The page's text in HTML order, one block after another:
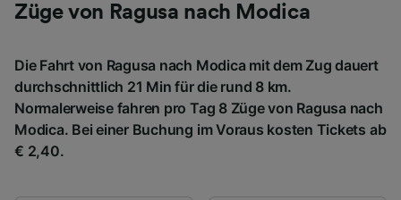
Züge von Ragusa nach Modica
Die Fahrt von Ragusa nach Modica mit dem Zug dauert
durchschnittlich 21 Min für die rund 8 km.
Normalerweise fahren pro Tag 8 Züge von Ragusa nach
Modica. Bei einer Buchung im Voraus kosten Tickets ab
€ 2,40.